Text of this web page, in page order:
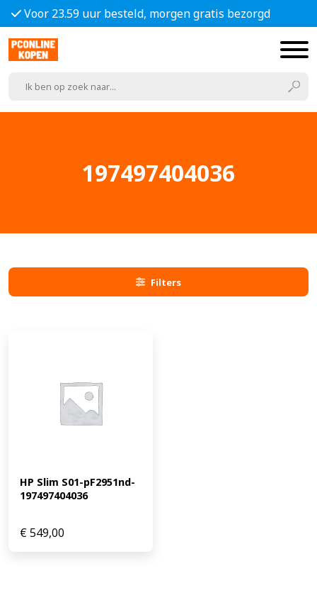
Voor 23.59 uur besteld, morgen gratis bezorgd
197497404036
Filters
HP Slim S01-pF2951nd-
197497404036
€549,00